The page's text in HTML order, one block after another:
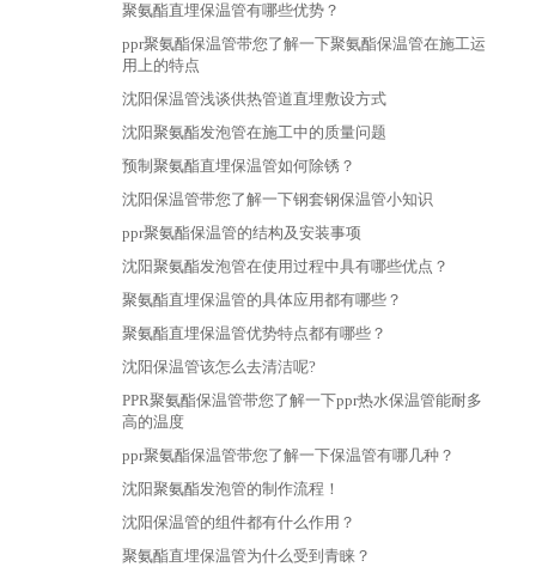
聚氨酯直埋保温管有哪些优势？
ppr聚氨酯保温管带您了解一下聚氨酯保温管在施工运
用上的特点
沈阳保温管浅谈供热管道直埋敷设方式
沈阳聚氨酯发泡管在施工中的质量问题
预制聚氨酯直埋保温管如何除锈？
沈阳保温管带您了解一下钢套钢保温管小知识
ppr聚氨酯保温管的结构及安装事项
沈阳聚氨酯发泡管在使用过程中具有哪些优点？
聚氨酯直埋保温管的具体应用都有哪些？
聚氨酯直埋保温管优势特点都有哪些？
沈阳保温管该怎么去清洁呢?
PPR聚氨酯保温管带您了解一下ppr热水保温管能耐多
高的温度
ppr聚氨酯保温管带您了解一下保温管有哪几种？
沈阳聚氨酯发泡管的制作流程！
沈阳保温管的组件都有什么作用？
聚氨酯直埋保温管为什么受到青睐？